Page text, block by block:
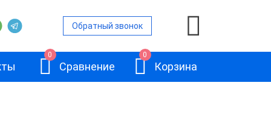
Обратный звонок
0
Сравнение
0
Корзина